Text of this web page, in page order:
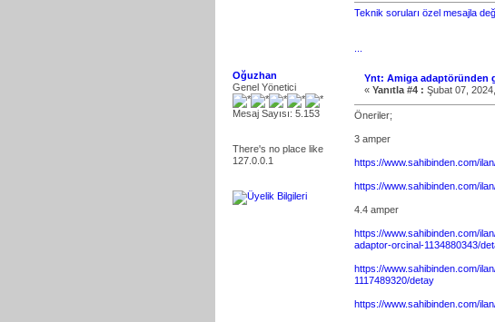
Teknik soruları özel mesajla
Oğuzhan
Genel Yönetici
Mesaj Sayısı: 5.153
There's no place like
127.0.0.1
Ynt: Amiga adaptöründen
« Yanıtla #4 : Şubat 07,
Öneriler;
3 amper
https://www.sahibinden.com/
https://www.sahibinden.com/
4.4 amper
https://www.sahibinden.com/
adaptor-orcinal-1134880343/
https://www.sahibinden.com/
1117489320/detay
https://www.sahibinden.com/